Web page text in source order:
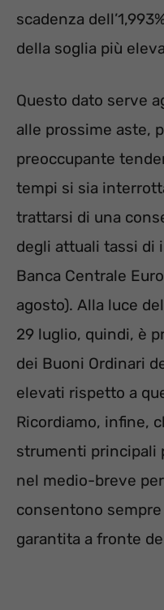
scadenza
della soglia più
Questo dato serve
alle prossime aste,
preoccupante
tempi si sia
trattarsi di una
degli attuali tassi di
Banca Centrale
agosto). Alla luce
29 luglio, quindi, è
dei Buoni Ordinari
elevati rispetto a
Ricordiamo, infine,
strumenti principali
nel medio-breve
consentono
garantita a fronte